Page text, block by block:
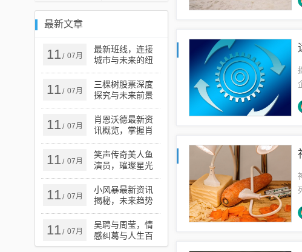
最新文章
11 / 07月
最新班线，连接
城市与未来的纽
带
11 / 07月
三棵树股票深度
探究与未来前景
展望
11 / 07月
肖恩沃德最新资
讯概览，掌握肖
恩·沃德最新动态
11 / 07月
笑声传奇美人鱼
演员，璀璨星光
的闪耀瞬间
11 / 07月
小风暴最新资讯
揭秘，未来趋势
与行业动态洞悉
11 / 07月
吴聘与周莹，情
感纠葛与人生百
态的电视剧故事